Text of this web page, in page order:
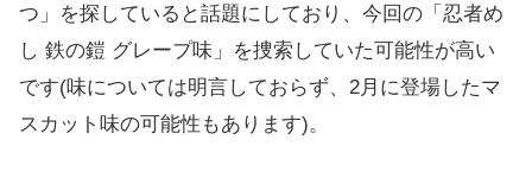
つ」を探していると話題にしており、今回の「忍者め
し 鉄の鎧 グレープ味」を捜索していた可能性が高い
です(味については明言しておらず、2月に登場したマ
スカット味の可能性もあります)。